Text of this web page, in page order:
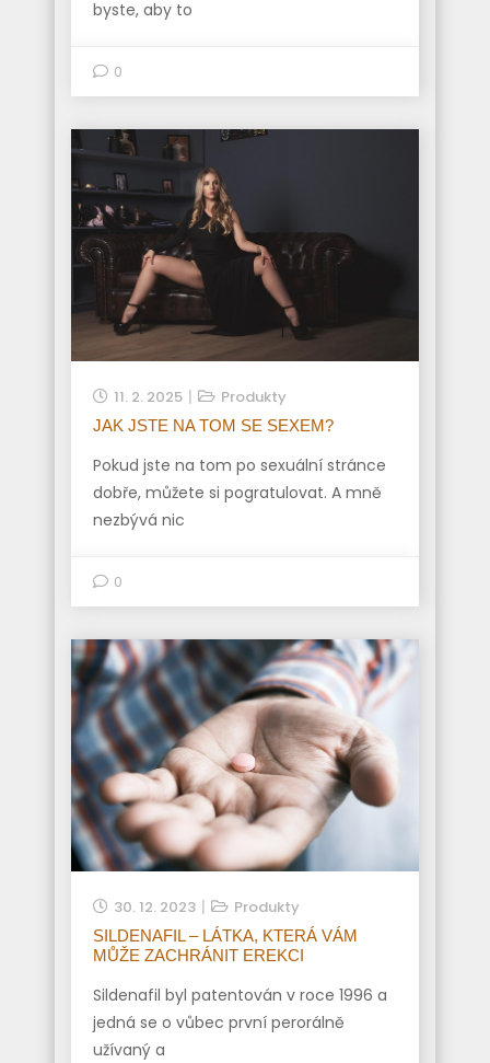
byste, aby to
0
11. 2. 2025 Produkty
JAK JSTE NA TOM SE SEXEM?
Pokud jste na tom po sexuální stránce
dobře, můžete si pogratulovat. A mně
nezbývá nic
0
30. 12. 2023 Produkty
SILDENAFIL – LÁTKA, KTERÁ VÁM
MŮŽE ZACHRÁNIT EREKCI
Sildenafil byl patentován v roce 1996 a
jedná se o vůbec první perorálně
užívaný a